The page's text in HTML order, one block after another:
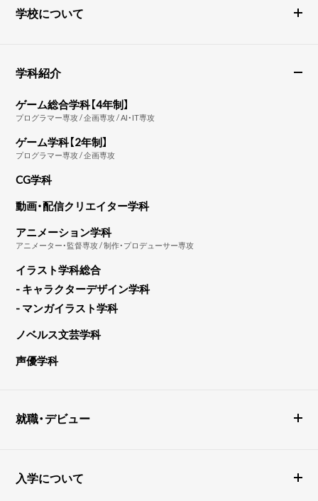
学校について
学科紹介
ゲーム総合学科【4年制】
プログラマー専攻 / 企画専攻 / AI・IT専攻
ゲーム学科【2年制】
プログラマー専攻 / 企画専攻
CG学科
動画・配信クリエイター学科
アニメーション学科
アニメーター・監督専攻 / 制作・プロデューサー専攻
イラスト学科総合
- キャラクターデザイン学科
- マンガイラスト学科
ノベルス文芸学科
声優学科
就職・デビュー
入学について